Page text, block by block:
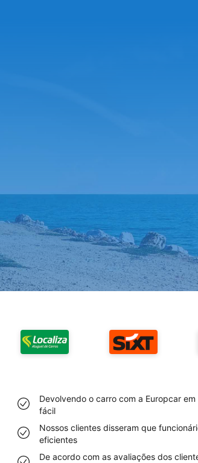
Devolvendo o carro com a Europcar
fácil
Nossos clientes disseram que
eficientes
De acordo com as avaliações dos